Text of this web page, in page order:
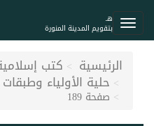
هـ
بتقويم المدينة المنورة
الرئيسية كتب
حلية الأولياء
صفحة 189